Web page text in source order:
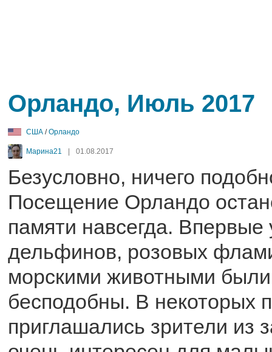
Орландо, Июль 2017
США /Орландо
Марина21 01.08.2017
Безусловно, ничего
Посещение Орландо
памяти навсегда. Впервые
дельфинов, розовых
морскими животными были
бесподобны. В некоторых
приглашались зрители из